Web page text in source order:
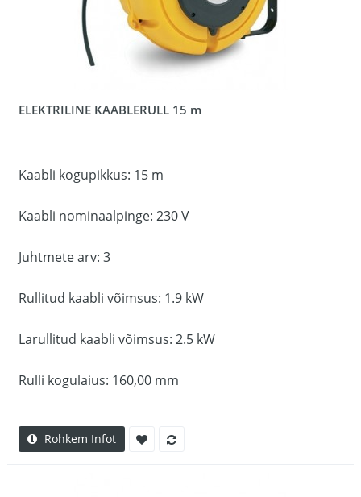
ELEKTRILINE KAABLERULL 15 m
Kaabli kogupikkus: 15 m
Kaabli nominaalpinge: 230 V
Juhtmete arv: 3
Rullitud kaabli võimsus: 1.9 kW
Larullitud kaabli võimsus: 2.5 kW
Rulli kogulaius: 160,00 mm
Rohkem Infot